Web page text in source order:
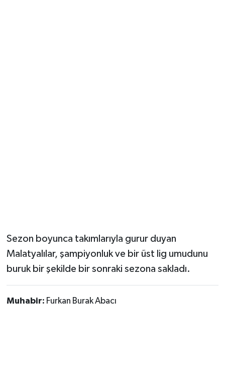
Sezon boyunca takımlarıyla gurur duyan
Malatyalılar, şampiyonluk ve bir üst lig umudunu
buruk bir şekilde bir sonraki sezona sakladı.
Muhabir: Furkan Burak Abacı